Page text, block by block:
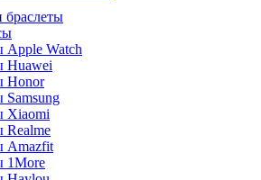
Apple Watch
Huawei
Honor
Samsung
Xiaomi
Realme
Amazfit
1More